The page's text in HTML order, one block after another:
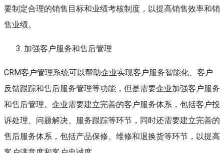
要制定合理的销售目标和业绩考核制度，以提高销售效率和销
售业绩。
加强客户服务和售后管理
CRM客户管理系统可以帮助企业实现客户服务智能化、客户
反馈跟踪和售后服务管理等功能，但是需要企业加强客户服务
和售后管理。企业需要建立完善的客户服务体系，包括客户投
诉处理、问题解决、服务跟踪等环节，同时还需要建立完善的
售后服务体系，包括产品保修、维修和退换货等环节，以提高